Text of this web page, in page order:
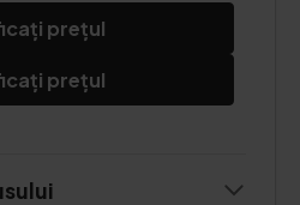
prețul
prețul